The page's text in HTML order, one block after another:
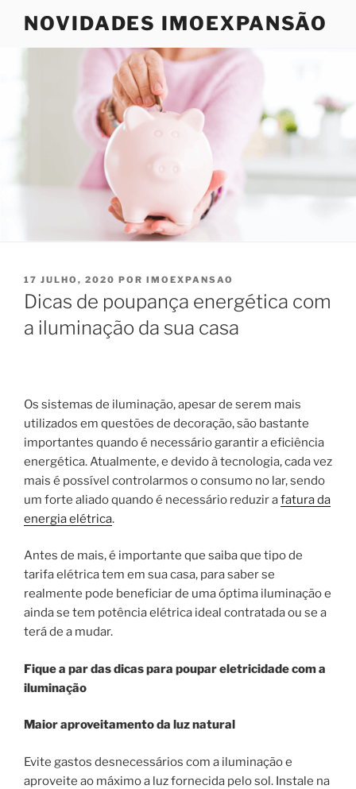
NOVIDADES IMOEXPANSÃO
PUBLICADO
EM
17 JULHO, 2020 POR IMOEXPANSAO
Dicas de poupança energética com
a iluminação da sua casa
Os sistemas de iluminação, apesar de serem mais
utilizados em questões de decoração, são bastante
importantes quando é necessário garantir a eficiência
energética. Atualmente, e devido à tecnologia, cada vez
mais é possível controlarmos o consumo no lar, sendo
um forte aliado quando é necessário reduzir afatura da
energia elétrica.
Antes de mais, é importante que saiba que tipo de
tarifa elétrica tem em sua casa, para saber se
realmente pode beneficiar de uma óptima iluminação e
ainda se tem potência elétrica ideal contratada ou se a
terá de a mudar.
Fique a par das dicas para poupar eletricidade com a
iluminação
Maior aproveitamento da luz natural
Evite gastos desnecessários com a iluminação e
aproveite ao máximo a luz fornecida pelo sol. Instale na